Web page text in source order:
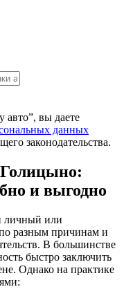
вы даете
данных
законодательства.
и выгодно
личный или
разным причинам и
В большинстве
быстро заключить
Однако на практике